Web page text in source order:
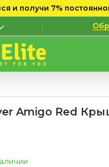
и получи 7%
Amigo Red